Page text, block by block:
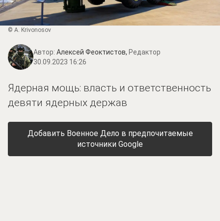
© A. Krivonosov
Автор: Алексей Феоктистов, Редактор
30.09.2023 16:26
Ядерная мощь: власть и ответственность
девяти ядерных держав
Добавить Военное Дело в предпочитаемые
источники Google